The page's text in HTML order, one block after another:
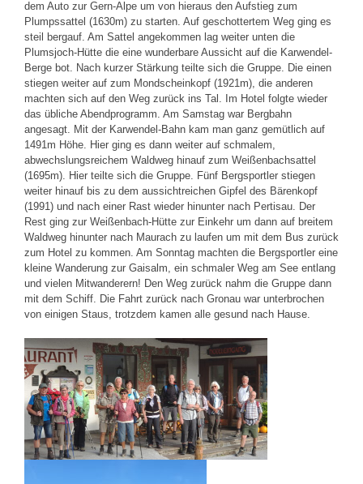
dem Auto zur Gern-Alpe um von hieraus den Aufstieg zum
Plumpssattel (1630m) zu starten. Auf geschottertem Weg ging es
steil bergauf. Am Sattel angekommen lag weiter unten die
Plumsjoch-Hütte die eine wunderbare Aussicht auf die Karwendel-
Berge bot. Nach kurzer Stärkung teilte sich die Gruppe. Die einen
stiegen weiter auf zum Mondscheinkopf (1921m), die anderen
machten sich auf den Weg zurück ins Tal. Im Hotel folgte wieder
das übliche Abendprogramm. Am Samstag war Bergbahn
angesagt. Mit der Karwendel-Bahn kam man ganz gemütlich auf
1491m Höhe. Hier ging es dann weiter auf schmalem,
abwechslungsreichem Waldweg hinauf zum Weißenbachsattel
(1695m). Hier teilte sich die Gruppe. Fünf Bergsportler stiegen
weiter hinauf bis zu dem aussichtreichen Gipfel des Bärenkopf
(1991) und nach einer Rast wieder hinunter nach Pertisau. Der
Rest ging zur Weißenbach-Hütte zur Einkehr um dann auf breitem
Waldweg hinunter nach Maurach zu laufen um mit dem Bus zurück
zum Hotel zu kommen. Am Sonntag machten die Bergsportler eine
kleine Wanderung zur Gaisalm, ein schmaler Weg am See entlang
und vielen Mitwanderern! Den Weg zurück nahm die Gruppe dann
mit dem Schiff. Die Fahrt zurück nach Gronau war unterbrochen
von einigen Staus, trotzdem kamen alle gesund nach Hause.